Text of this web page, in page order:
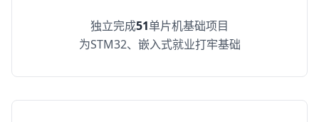
独立完成51单片机基础项目
为STM32、嵌入式就业打牢基础